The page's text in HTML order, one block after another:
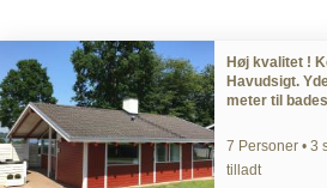
Høj kvalitet !
Havudsigt.
meter til
7 Personer • 3
tilladt